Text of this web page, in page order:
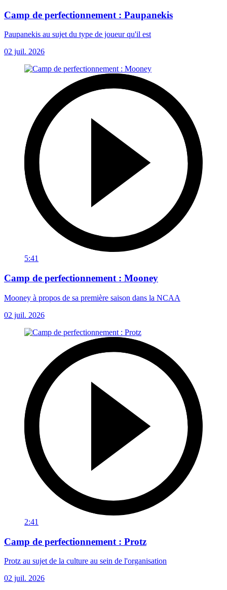
Camp de perfectionnement : Paupanekis
Paupanekis au sujet du type de joueur qu'il est
02 juil. 2026
5:41
Camp de perfectionnement : Mooney
Mooney à propos de sa première saison dans la NCAA
02 juil. 2026
2:41
Camp de perfectionnement : Protz
Protz au sujet de la culture au sein de l'organisation
02 juil. 2026